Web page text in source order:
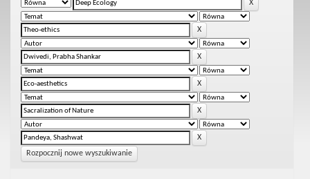
Rozpocznij nowe wyszukiwanie